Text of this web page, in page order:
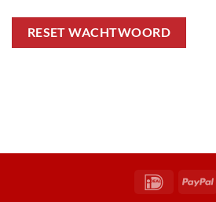
RESET WACHTWOORD
IDeal